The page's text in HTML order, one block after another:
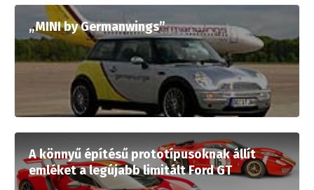
„MINI by Germanwings”
A könnyű építésű prototípusoknak állít
emléket a legújabb limitált Ford GT